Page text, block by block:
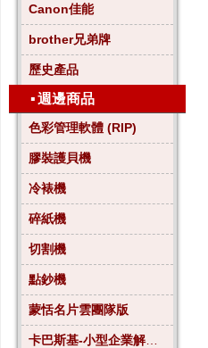
Canon佳能
brother兄弟牌
歷史產品
▪週邊商品
色彩管理軟體 (RIP)
膠裝護貝機
冷裱機
碎紙機
切割機
點鈔機
蒙恬名片雲團隊版
卡巴斯基-小型企業解決方案4